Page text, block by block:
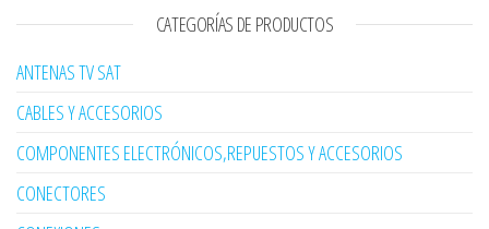
CATEGORÍAS DE PRODUCTOS
ANTENAS TV SAT
CABLES Y ACCESORIOS
COMPONENTES ELECTRÓNICOS,REPUESTOS Y ACCESORIOS
CONECTORES